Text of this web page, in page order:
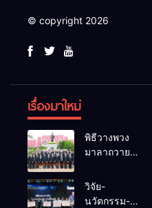
© copyright 2026
เรื่องมาใหม่
พิธีวางพวง
มาลาถวาย
เนื่องในวันรพี
ประจำปี
วิจัย-
นวัตกรรม-